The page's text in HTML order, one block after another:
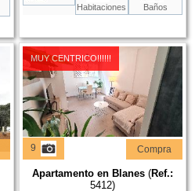
Habitaciones
Baños
MUY CENTRICO!!!!!!
9 Compra
Apartamento en Blanes (Ref.:
5412)